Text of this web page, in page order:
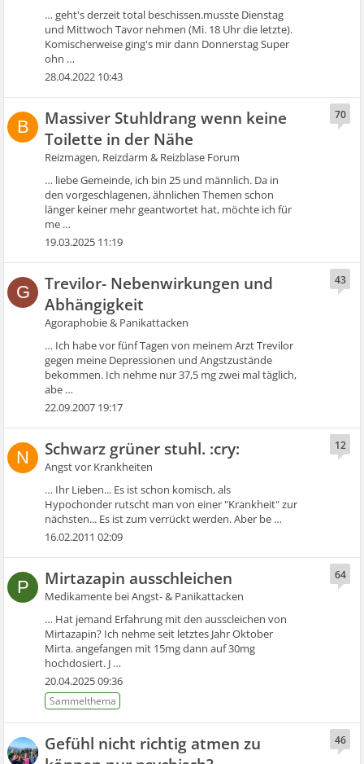
… geht's derzeit total beschissen.musste Dienstag
und Mittwoch Tavor nehmen (Mi. 18 Uhr die letzte).
Komischerweise ging's mir dann Donnerstag Super
ohn …
28.04.2022 10:43
B
Massiver Stuhldrang wenn keine
Toilette in der Nähe
Reizmagen, Reizdarm & Reizblase Forum
… liebe Gemeinde, ich bin 25 und männlich. Da in
den vorgeschlagenen, ähnlichen Themen schon
länger keiner mehr geantwortet hat, möchte ich für
me …
70
19.03.2025 11:19
G
Trevilor- Nebenwirkungen und
Abhängigkeit
Agoraphobie & Panikattacken
… Ich habe vor fünf Tagen von meinem Arzt Trevilor
gegen meine Depressionen und Angstzustände
bekommen. Ich nehme nur 37,5 mg zwei mal täglich,
abe …
43
22.09.2007 19:17
N Schwarz grüner stuhl. :cry:
Angst vor Krankheiten
… Ihr Lieben... Es ist schon komisch, als
Hypochonder rutscht man von einer "Krankheit" zur
nächsten... Es ist zum verrückt werden. Aber be …
12
16.02.2011 02:09
P Mirtazapin ausschleichen
Medikamente bei Angst- & Panikattacken
… Hat jemand Erfahrung mit den ausscleichen von
Mirtazapin? Ich nehme seit letztes Jahr Oktober
Mirta. angefangen mit 15mg dann auf 30mg
hochdosiert. J …
64
20.04.2025 09:36
Gefühl nicht richtig atmen zu
46